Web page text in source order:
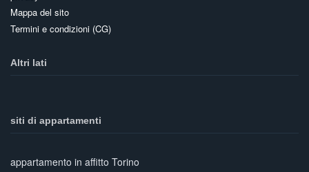
Mappa del sito
Termini e condizioni (CG)
Altri lati
siti di appartamenti
appartamento in affitto Torino